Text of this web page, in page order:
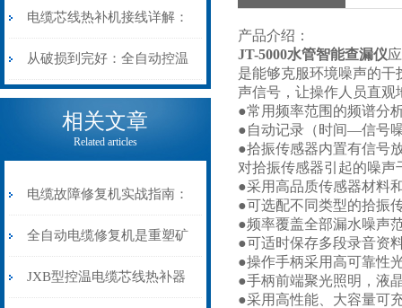
断逻辑
辑
工作原理：揭秘高效润滑的
机械密码
电缆芯线热补机接线详解：
从入门到精通
从破损到完好：全自动控温
电缆热补机的核心价值
相关文章
Related articles
电缆故障修复机实战指南：
从“盲测”到“精确定点”的三
步作业法
全自动电缆修复机是重塑矿
山电力动脉的“智能外科医
JXB型控温电缆芯线热补器
产品介绍：
JT-5000水管智能查漏仪
是能够克服环境噪声的
声信号，让操作人员直观
●常用频率范围的频谱分
●自动记录（时间—信号
●拾振传感器内置有信号
对拾振传感器引起的噪声
●采用高品质传感器材料
●可选配不同类型的拾振
●频率覆盖全部漏水噪声
●可适时保存多段录音资
●操作手柄采用高可靠性
●手柄前端聚光照明，液
●采用高性能、大容量可